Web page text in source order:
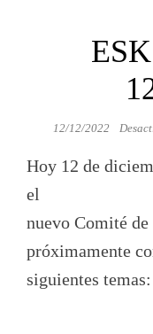
12/12/2022
Hoy 12 de
el
nuevo Comité
próximamente
siguientes temas: